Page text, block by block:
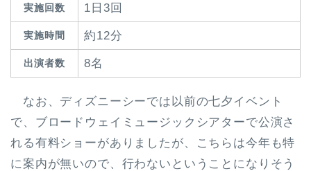
実施回数 1日3回
実施時間 約12分
出演者数 8名
なお、ディズニーシーでは以前の七夕イベント
で、ブロードウェイミュージックシアターで公演さ
れる有料ショーがありましたが、こちらは今年も特
に案内が無いので、行わないということになりそう